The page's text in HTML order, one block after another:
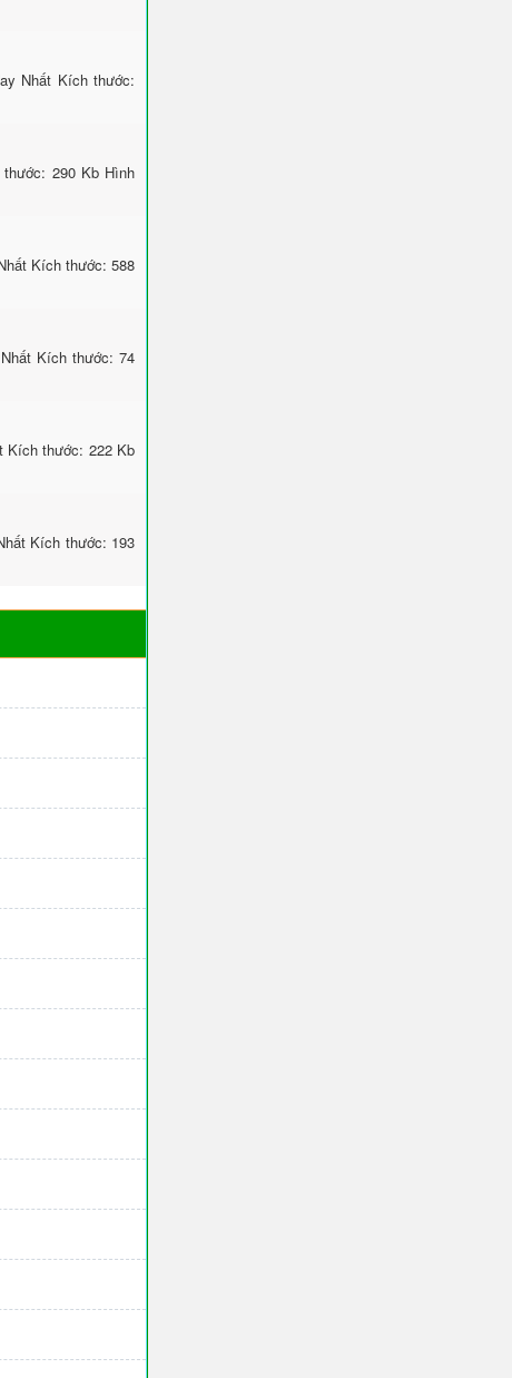
Nhất Kích thước:
thước: 290 Kb Hình
Kích thước: 588
Kích thước: 74
Kích thước: 222 Kb
Kích thước: 193